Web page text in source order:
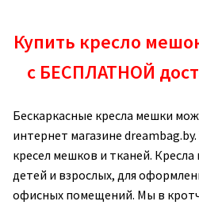
Купить кресло
с БЕСПЛАТНОЙ
Бескаркасные кресла мешки
интернет магазине
кресел мешков и тканей. Кресла
детей и взрослых, для
офисных помещений. Мы в